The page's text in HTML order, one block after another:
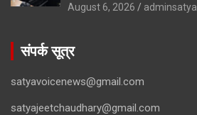
August 6, 2026 adminsatya
संपर्क सूत्र
satyavoicenews@gmail.com
satyajeetchaudhary@gmail.com